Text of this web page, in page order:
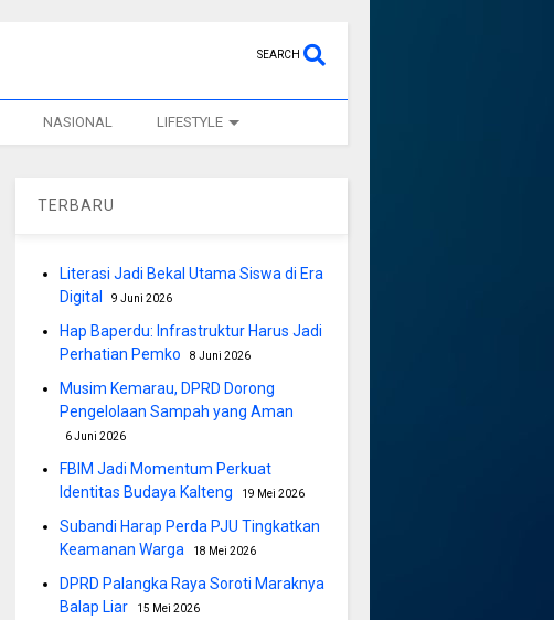
SEARCH
NASIONAL LIFESTYLE
TERBARU
Literasi Jadi Bekal Utama Siswa di Era
Digital
9 Juni 2026
Hap Baperdu: Infrastruktur Harus Jadi
Perhatian Pemko
8 Juni 2026
Musim Kemarau, DPRD Dorong
Pengelolaan Sampah yang Aman
6 Juni 2026
FBIM Jadi Momentum Perkuat
Identitas Budaya Kalteng
19 Mei 2026
Subandi Harap Perda PJU Tingkatkan
Keamanan Warga
18 Mei 2026
DPRD Palangka Raya Soroti Maraknya
Balap Liar
15 Mei 2026